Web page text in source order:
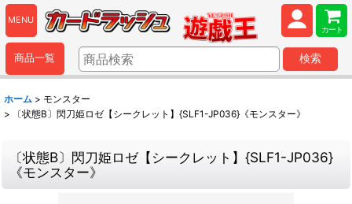
MENU
カート
商品一覧 検索
ホーム > モンスター
>
〔状態B〕閃刀姫ロゼ【シークレット】{SLF1-JP036}《モンスター》
〔状態B〕閃刀姫ロゼ【シークレット】{SLF1-JP036}
《モンスター》